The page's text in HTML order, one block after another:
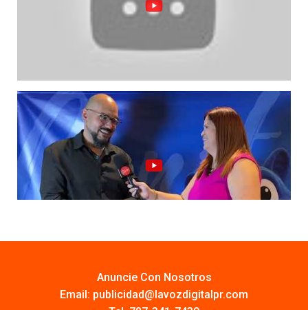
Anuncie Con Nosotros
Email: publicidad@lavozdigitalpr.com